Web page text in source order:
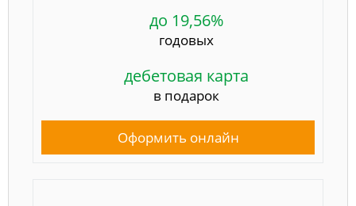
до 19,56%
годовых
дебетовая карта
в подарок
Оформить онлайн